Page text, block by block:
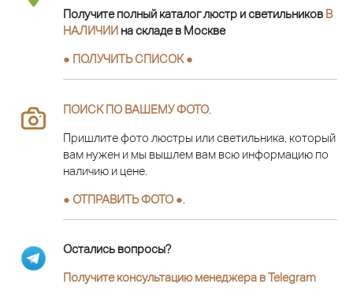
Получите полный каталог люстр и светильников В
НАЛИЧИИ на складе в Москве
● ПОЛУЧИТЬ СПИСОК ●
ПОИСК ПО ВАШЕМУ ФОТО
Пришлите фото люстры или светильника, который
вам нужен и мы вышлем вам всю информацию по
наличию и цене.
● ОТПРАВИТЬ ФОТО ●
Остались вопросы?
Получите консультацию менеджера в Telegram